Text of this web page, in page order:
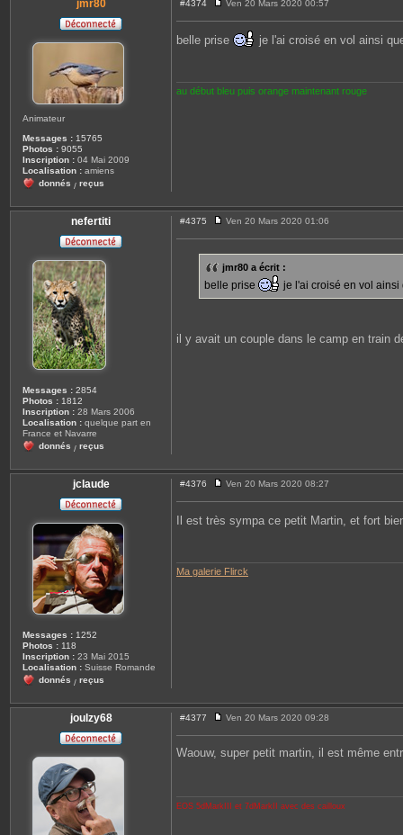
a
c
t
r
t
o
r
u
k
jmr80
Animateur
Messages : 15765
Photos : 9055
Inscription : 04 Mai 2009
Localisation : amiens
donnés / reçus
#4374
e
s
Ven 20 Mars 2020 00:57
belle prise je l'ai croisé en vol ainsi
au début bleu puis orange maintenant rouge
nefertiti
Messages : 2854
Photos : 1812
Inscription : 28 Mars 2006
Localisation : quelque part en
France et Navarre
donnés / reçus
#4375
e
a
g
Ven 20 Mars 2020 01:06
jmr80 a écrit :
belle prise je l'ai croisé en vol
il y avait un couple dans le camp en train
jclaude
Messages : 1252
Photos : 118
Inscription : 23 Mai 2015
Localisation : Suisse Romande
donnés / reçus
#4376
e
s
Ven 20 Mars 2020 08:27
Il est très sympa ce petit Martin, et fort
Ma galerie Flirck
joulzy68
#4377
e
s
Ven 20 Mars 2020 09:28
Waouw, super petit martin, il est même
EOS 5dMarkIII et 7dMarkII avec des cailloux